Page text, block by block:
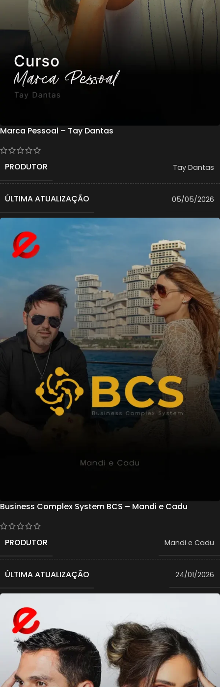
Marca Pessoal – Tay Dantas
PRODUTOR Tay Dantas
ÚLTIMA ATUALIZAÇÃO 05/05/2026
Business Complex System BCS – Mandi e Cadu
PRODUTOR Mandi e Cadu
ÚLTIMA ATUALIZAÇÃO 24/01/2026